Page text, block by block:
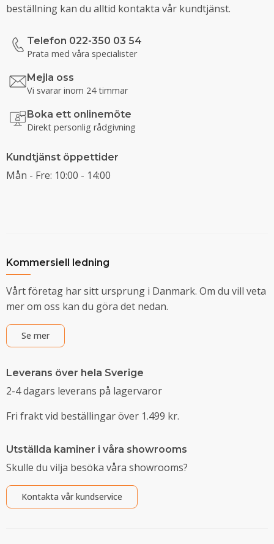
beställning kan du alltid kontakta vår kundtjänst.
Telefon 022-350 03 54
Prata med våra specialister
Mejla oss
Vi svarar inom 24 timmar
Boka ett onlinemöte
Direkt personlig rådgivning
Kundtjänst öppettider
Mån - Fre: 10:00 - 14:00
Kommersiell ledning
Vårt företag har sitt ursprung i Danmark. Om du vill veta
mer om oss kan du göra det nedan.
Se mer
Leverans över hela Sverige
2-4 dagars leverans på lagervaror
Fri frakt vid beställingar över 1.499 kr.
Utställda kaminer i våra showrooms
Skulle du vilja besöka våra showrooms?
Kontakta vår kundservice